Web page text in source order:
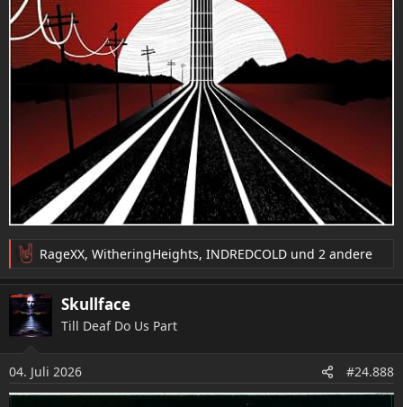
R
e
a
k
t
o
n
e
RageXX, WitheringHeights, INDREDCOLD und 2 andere
Skullface
Till Deaf Do Us Part
04. Juli 2026 #24.888